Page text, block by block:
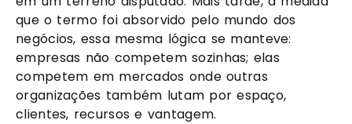
que o termo foi absorvido pelo mundo dos
negócios, essa mesma lógica se manteve:
empresas não competem sozinhas; elas
competem em mercados onde outras
organizações também lutam por espaço,
clientes, recursos e vantagem.